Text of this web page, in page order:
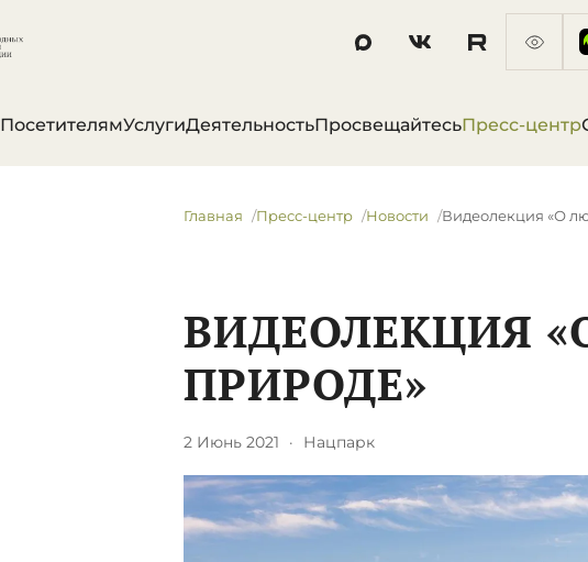
ПосетителямУслугиДеятельностьПросвещайтесьПресс-центр
Главная Пресс-центр Новости Видеолекция «О
ВИДЕОЛЕКЦИЯ
ПРИРОДЕ»
2 Июнь 2021 · Нацпарк